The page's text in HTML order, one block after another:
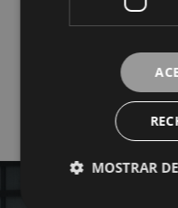
Compra al
MOSTRAR